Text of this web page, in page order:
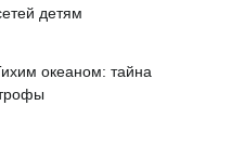
детям
океаном: тайна